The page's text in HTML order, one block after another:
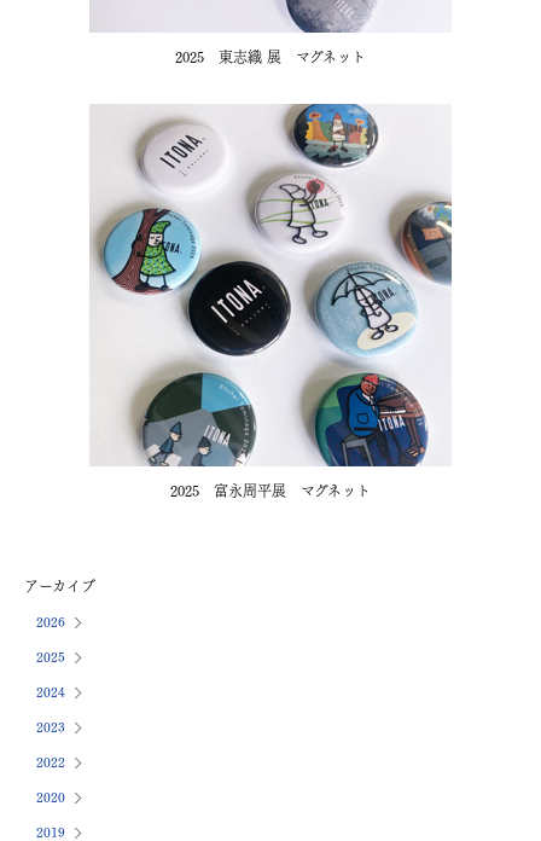
2025 東志織 展 マグネット
2025 富永周平展 マグネット
アーカイブ
2026
2025
2024
2023
2022
2020
2019